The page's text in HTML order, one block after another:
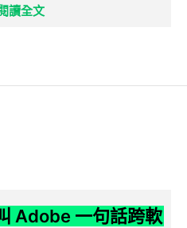
讀全文
Adobe 一句話跨軟